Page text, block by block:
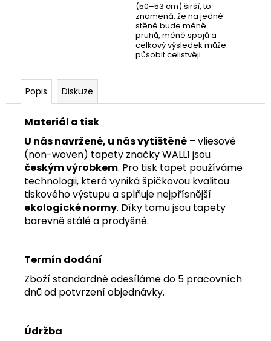
(50–53 cm) širší, to
znamená, že na jedné
stěně bude méně
pruhů, méně spojů a
celkový výsledek může
působit celistvěji.
Popis Diskuze
Materiál a tisk
U nás navržené, u nás vytištěné – vliesové
(non-woven) tapety značky WALL1 jsou
českým výrobkem. Pro tisk tapet používáme
technologii, která vyniká špičkovou kvalitou
tiskového výstupu a splňuje nejpřísnější
ekologické normy. Díky tomu jsou tapety
barevně stálé a prodyšné.
Termín dodání
Zboží standardně odesíláme do 5 pracovních
dnů od potvrzení objednávky.
Údržba